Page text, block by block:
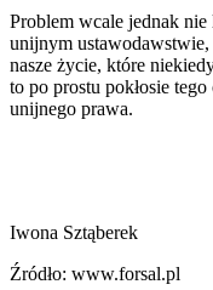
Problem wcale jednak
unijnym ustawodawstwie,
nasze życie, które
to po prostu pokłosie
unijnego prawa.
Iwona Sztąberek
Źródło: www.forsal.pl